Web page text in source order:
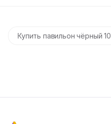
Купить павильон чёрный